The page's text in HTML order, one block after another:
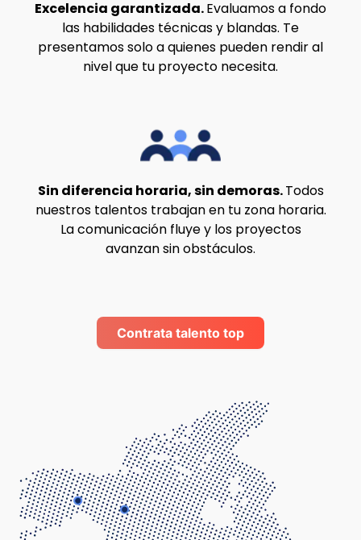
Excelencia garantizada.Evaluamos a fondo
las habilidades técnicas y blandas. Te
presentamos solo a quienes pueden rendir al
nivel que tu proyecto necesita.
Sin diferencia horaria, sin demoras.Todos
nuestros talentos trabajan en tu zona horaria.
La comunicación fluye y los proyectos
avanzan sin obstáculos.
Contrata talento top